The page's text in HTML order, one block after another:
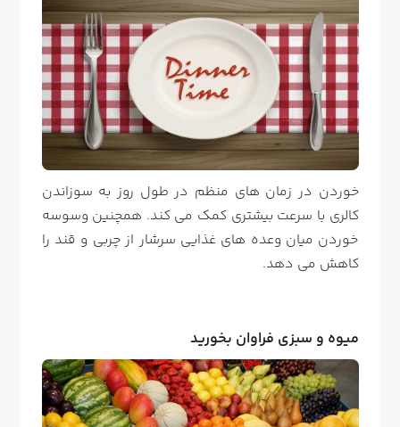
خوردن در زمان های منظم در طول روز به سوزاندن
کالری با سرعت بیشتری کمک می کند. همچنین وسوسه
خوردن میان وعده های غذایی سرشار از چربی و قند را
کاهش می دهد.
میوه و سبزی فراوان بخورید